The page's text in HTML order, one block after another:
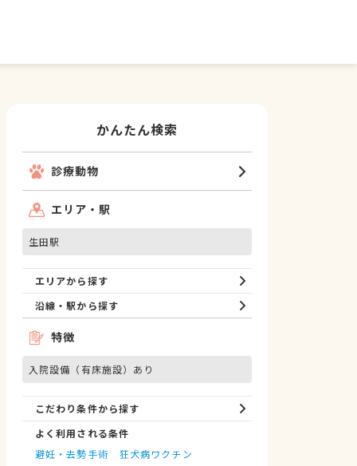
かんたん検索
診療動物
エリア・駅
生田駅
エリアから探す
沿線・駅から探す
特徴
入院設備（有床施設）あり
こだわり条件から探す
よく利用される条件
避妊・去勢手術
狂犬病ワクチン